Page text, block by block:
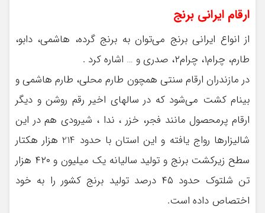
ارقام ایرانی برنج
از انواع ایرانی برنج می‌توان به برنج گرده، هاشمی، دابو،
طارم، چرام۱، چرام۲، صدری و … اشاره کرد .
در مازندران ارقام سنتی همچون طارم محلی، طارم هاشمی و
بینام کشت می‌شود که در سالهای اخیر رقم روشن و دیگر
ارقام پرمحصول مانند فجر، خزر ، ندا ، شیرودی هم در این
شالیزارها رواج یافته و این استان با حدود 214 هزار هکتار
سطح زیرکشت برنج و تولید سالیانه یک میلیون و ۴۲۰ هزار
تن شلتوک حدود ۴۵ درصد تولید برنج کشور را به خود
اختصاص داده است.